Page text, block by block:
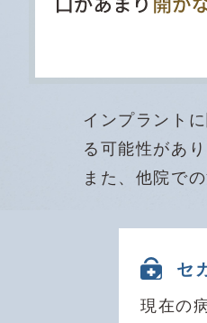
インプラント
る可能性があり
また、他院で
セ
現在の